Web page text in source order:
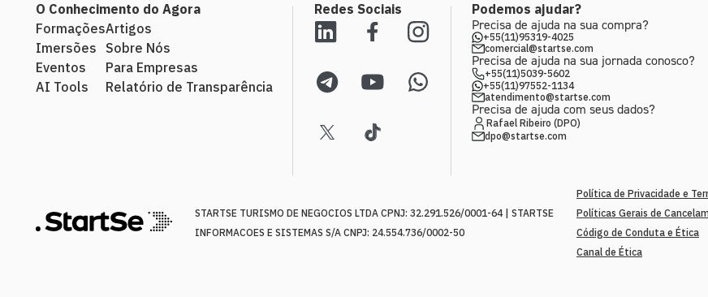
O Conhecimento do Agora
Formações
Imersões
Eventos
AI Tools
Artigos
Sobre Nós
Para Empresas
Relatório de Transparência
Redes Sociais Podemos ajudar?
Precisa de ajuda na sua compra?
+55(11)95319-4025
comercial@startse.com
Precisa de ajuda na sua jornada conosco?
+55(11)5039-5602
+55(11)97552-1134
atendimento@startse.com
Precisa de ajuda com seus dados?
Rafael Ribeiro (DPO)
dpo@startse.com
STARTSE TURISMO DE NEGOCIOS LTDA CPNJ: 32.291.526/0001-64 | STARTSE
INFORMACOES E SISTEMAS S/A CNPJ: 24.554.736/0002-50
Política de Privacidade e
Políticas Gerais de
Código de Conduta e Ética
Canal de Ética